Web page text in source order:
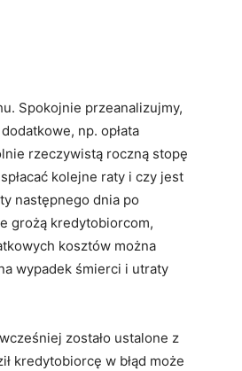
Spokojnie przeanalizujmy,
np. opłata
rzeczywistą roczną stopę
kolejne raty i czy jest
następnego dnia po
grożą kredytobiorcom,
kosztów można
wypadek śmierci i utraty
zostało ustalone z
kredytobiorcę w błąd może